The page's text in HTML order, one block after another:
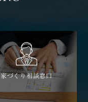
家づくり相談窓口